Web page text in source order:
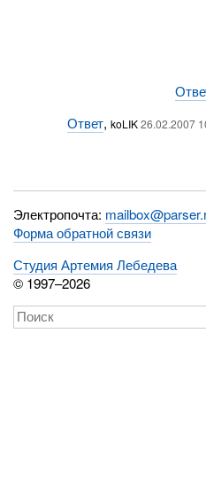
Ответ, koLIK26.02.2007
Электропочта:
Форма обратной связи
Студия Артемия Лебедева
© 1997–2026